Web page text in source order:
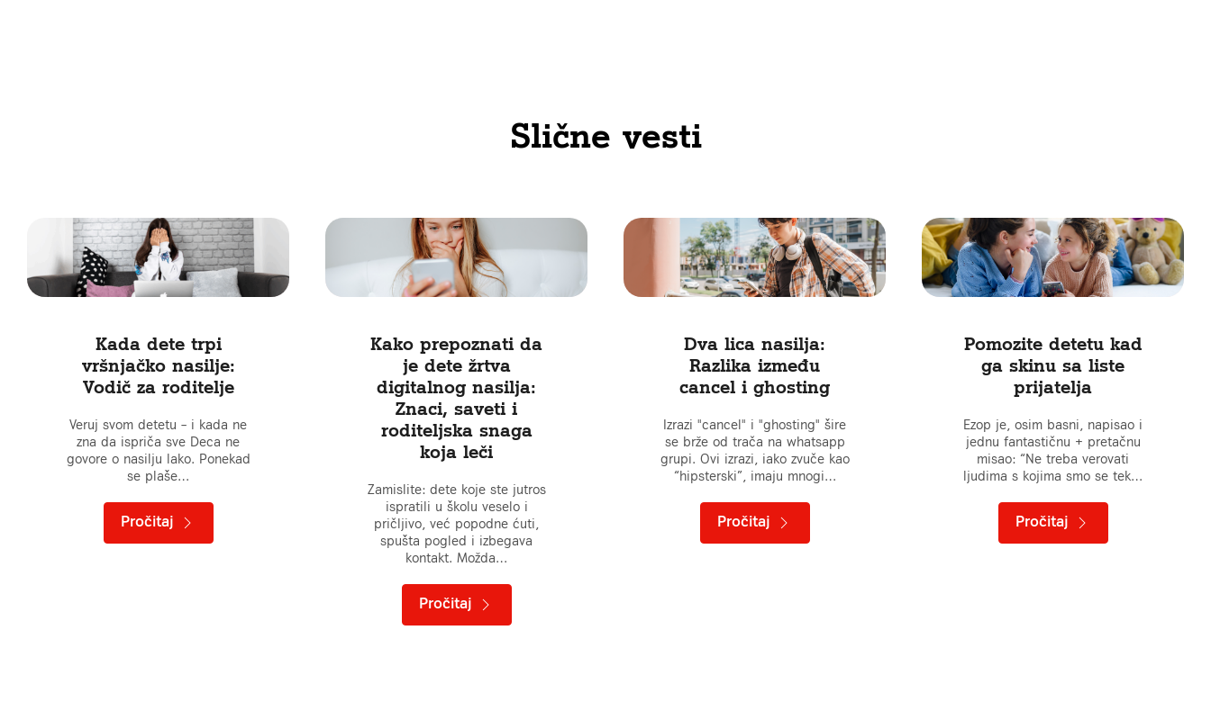
Slične vesti
Kada dete trpi
vršnjačko nasilje:
Vodič za roditelje
Veruj svom detetu – i kada ne
zna da ispriča sve Deca ne
govore o nasilju lako. Ponekad
se plaše…
Pročitaj
Kako prepoznati da
je dete žrtva
digitalnog nasilja:
Znaci, saveti i
roditeljska snaga
koja leči
Zamislite: dete koje ste jutros
ispratili u školu veselo i
pričljivo, već popodne ćuti,
spušta pogled i izbegava
kontakt. Možda…
Pročitaj
Dva lica nasilja:
Razlika između
cancel i ghosting
Izrazi "cancel" i "ghosting" šire
se brže od trača na whatsapp
grupi. Ovi izrazi, iako zvuče kao
“hipsterski”, imaju mnogi…
Pročitaj
Pomozite detetu kad
ga skinu sa liste
prijatelja
Ezop je, osim basni, napisao i
jednu fantastičnu + pretačnu
misao: “Ne treba verovati
ljudima s kojima smo se tek…
Pročitaj